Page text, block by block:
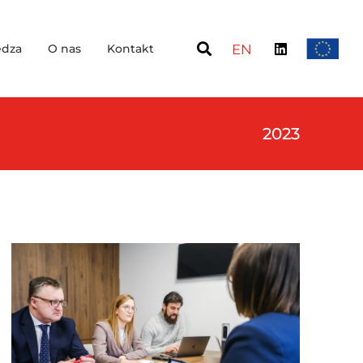
O nas Kontakt EN
2023